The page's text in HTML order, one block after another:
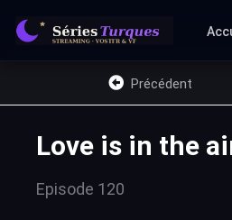
Précédent
Love is in the
Episode 120